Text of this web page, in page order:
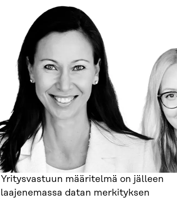
Yritysvastuun määritelmä on jälleen
laajenemassa datan merkityksen